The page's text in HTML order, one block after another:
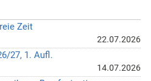
Zeit
22.07.2026
27, 1. Aufl.
14.07.2026